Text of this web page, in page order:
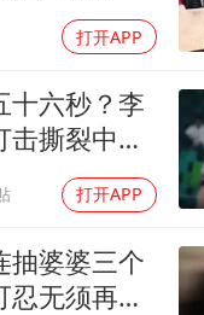
张本智和：零封
习近平心系体育
打开APP
十六秒？李
撕裂中国
打开APP
抽婆婆三个
忍无须再